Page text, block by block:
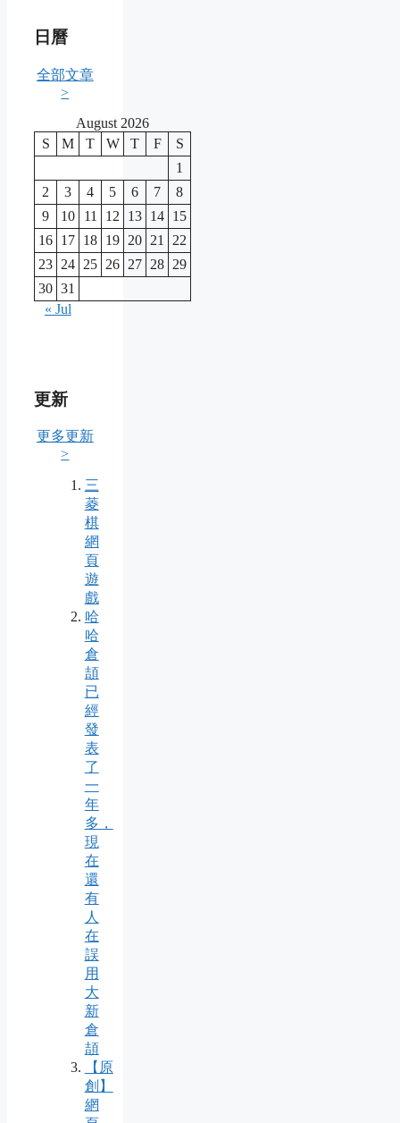
日曆
全部文章
>
August 2026
S
M T W T F
S
1
2
3 4 5 6 7
8
9
10 11 12 13 14 15
16 17 18 19 20 21
22
23 24 25 26 27 28 29
30 31
« Jul
更新
更多更新
>
三
菱
棋
網
頁
遊
戲
哈
哈
倉
頡
已
經
發
表
了
一
年
多，
現
在
還
有
人
在
誤
用
大
新
倉
頡
【原
創】
網